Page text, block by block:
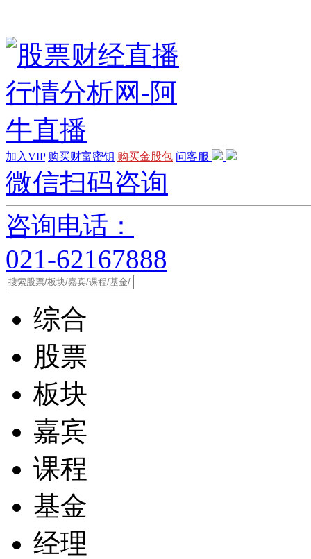
加入VIP 购买财富密钥 购买金股包 问客服
微信扫码咨询
咨询电话：
021-62167888
综合
股票
板块
嘉宾
课程
基金
经理